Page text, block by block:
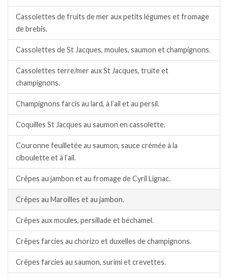
Cassolettes de fruits de mer aux petits légumes et fromage
de brebis.
Cassolettes de St Jacques, moules, saumon et champignons.
Cassolettes terre/mer aux St Jacques, truite et
champignons.
Champignons farcis au lard, à l’ail et au persil.
Coquilles St Jacques au saumon en cassolette.
Couronne feuilletée au saumon, sauce crémée à la
ciboulette et à l’ail.
Crêpes au jambon et au fromage de Cyril Lignac.
Crêpes au Maroilles et au jambon.
Crêpes aux moules, persillade et béchamel.
Crêpes farcies au chorizo et duxelles de champignons.
Crêpes farcies au saumon, surimi et crevettes.